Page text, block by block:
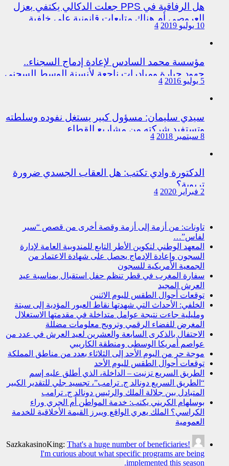
هل الرفاقية في PPS جعلت الدكالي يكتفي بعزل
العروصي أم هناك متابعات قانونية على خلفية
اختلالات التسيير بمندوبية سيدي سليمان
10 يوليو 2019 4
مؤسسة محمد السادس لإعادة إدماج السجناء..
جهود جبارة ومبادرات ناجعة لأنسنة الوسط السجني
5 يوليو 2016 4
سيدي سليمان: مسؤول كبير يستغل نفوده وسلطته
وتستفيد شركته من مشاريع القطاع
8 سبتمبر 2018 4
الدكتورة وادي تكتب: هل العقاب الجسدي ضرورة
تربوية؟
2 فبراير 2020 4
تاونات: من أزمة إلى أزمة وقصة أخرى من قصص “سير
لفاس”…
المعهد الوطني لتكوين الأطر التابع للمندوبية العامة لإدارة
السجون وإعادة الإدماج يحصل على شهادة الاعتماد من
الجمعية الأمريكية للسجون
سفارة المغرب في قطر تنظم حفل استقبال بمناسبة عيد
العرش المجيد
توقعات أحوال الطقس لليوم الاثنين
الخلفي: الأحداث التي شهدتها نقاط العبور المؤدية إلى سبتة
ومليلية جاءت نتيجة عوامل متداخلة في مقدمتها الاستغلال
المغرض للفضاء الرقمي وترويج معلومات مضللة
الاحتفال بالذكرى السابعة والعشرين لعيد العرش في عدد من
عواصم أمريكا الوسطى ومنطقة الكاريبي
موجة حر من اليوم الأحد إلى الثلاثاء بعدد من مناطق المملكة
توقعات أحوال الطقس لليوم الأحد
الطريق السريع تزنيت – الداخلة، الذي أطلق عليه إسم
“الطريق السريع دونالد ج. ترامب”، تجسيد جلي للتقدير الكبير
المتبادل بين جلالة الملك والرئيس دونالد ج. ترامب
بوسلهام الكريني يكتب: خدمة المواطن أم الجري وراء
الكراسي؟ الملك يعري الواقع ويبرز القيمة الأخلاقية للخدمة
العمومية
SazkakasinoKing: That's a huge number of beneficiaries!
I'm curious about what specific programs are being
implemented this season.